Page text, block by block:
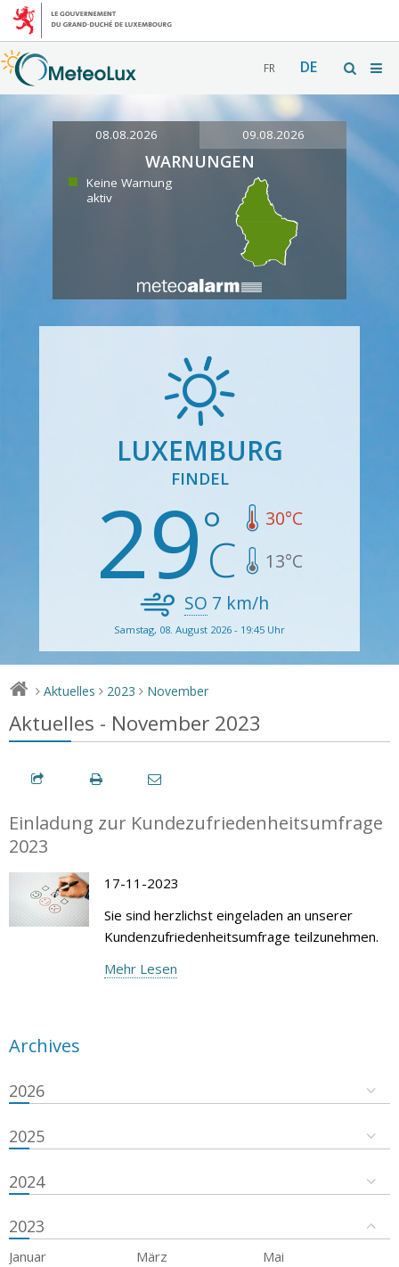
FR DE
08.08.2026 09.08.2026
WARNUNGEN
Keine Warnung
aktiv
LUXEMBURG
FINDEL
29 30°C
13°C
SO 7 km/h
Samstag, 08. August 2026 - 19:45 Uhr
> Aktuelles > 2023 > November
Aktuelles - November 2023
Einladung zur Kundezufriedenheitsumfrage
2023
17-11-2023
Sie sind herzlichst eingeladen an unserer
Kundenzufriedenheitsumfrage teilzunehmen.
Mehr Lesen
Archives
2026
2025
2024
2023
Januar März
Mai